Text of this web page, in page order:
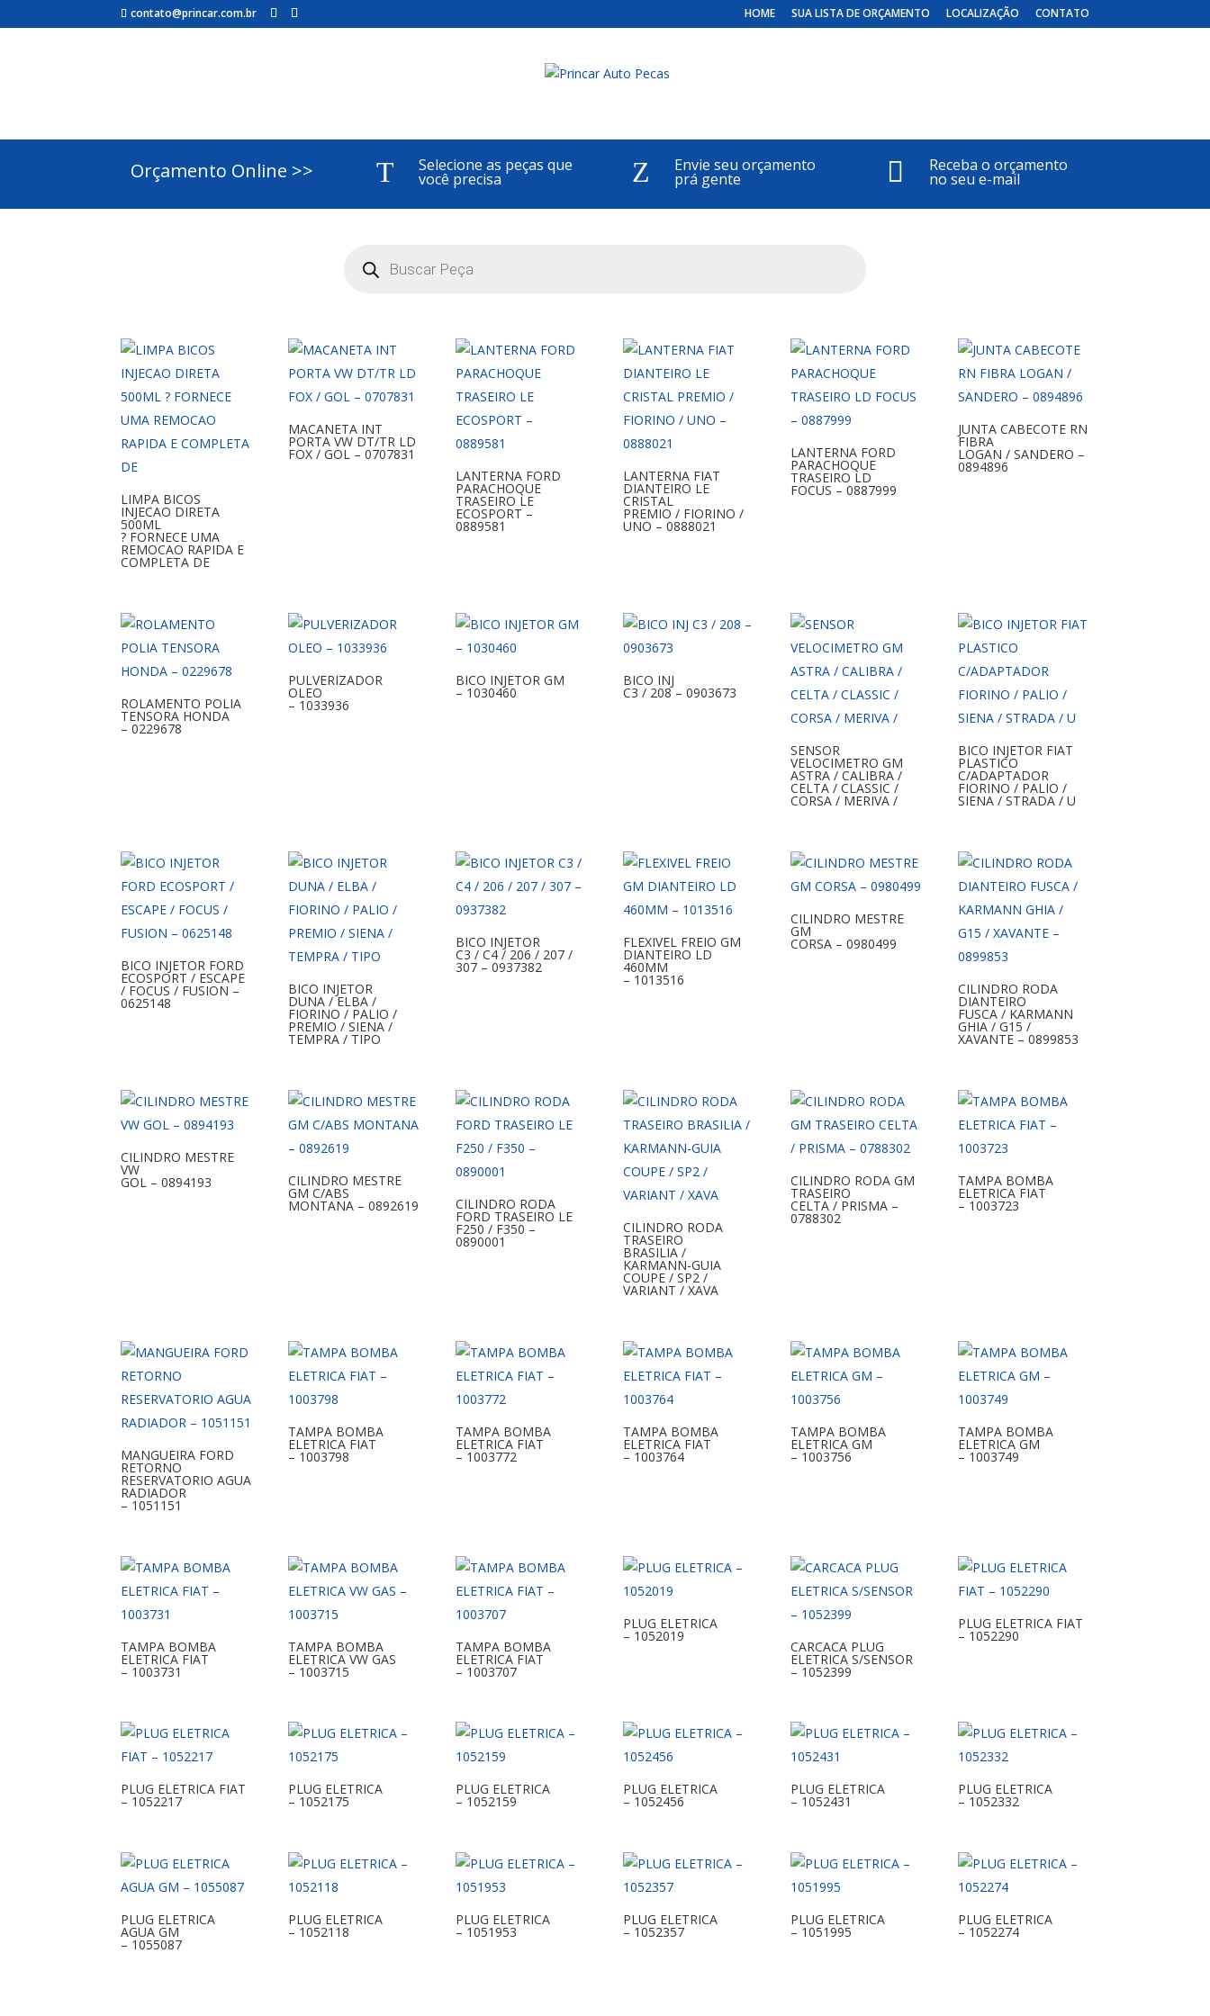
contato@princar.com.br HOME SUA LISTA DE ORÇAMENTO LOCALIZAÇÃO CONTATO
Orçamento Online >> T Selecione as peças que
você precisa Z Envie seu orçamento
prá gente  Receba o orçamento
no seu e-mail
produtos
LIMPA BICOS
INJECAO DIRETA
500ML
? FORNECE UMA
REMOCAO RAPIDA E
COMPLETA DE
MACANETA INT
PORTA VW DT/TR LD
FOX / GOL – 0707831
LANTERNA FORD
PARACHOQUE
TRASEIRO LE
ECOSPORT –
0889581
LANTERNA FIAT
DIANTEIRO LE
CRISTAL
PREMIO / FIORINO /
UNO – 0888021
LANTERNA FORD
PARACHOQUE
TRASEIRO LD
FOCUS – 0887999
JUNTA CABECOTE RN
FIBRA
LOGAN / SANDERO –
0894896
ROLAMENTO POLIA
TENSORA HONDA
– 0229678
PULVERIZADOR
OLEO
– 1033936
BICO INJETOR GM
– 1030460
BICO INJ
C3 / 208 – 0903673
SENSOR
VELOCIMETRO GM
ASTRA / CALIBRA /
CELTA / CLASSIC /
CORSA / MERIVA /
BICO INJETOR FIAT
PLASTICO
C/ADAPTADOR
FIORINO / PALIO /
SIENA / STRADA / U
BICO INJETOR FORD
ECOSPORT / ESCAPE
/ FOCUS / FUSION –
0625148
BICO INJETOR
DUNA / ELBA /
FIORINO / PALIO /
PREMIO / SIENA /
TEMPRA / TIPO
BICO INJETOR
C3 / C4 / 206 / 207 /
307 – 0937382
FLEXIVEL FREIO GM
DIANTEIRO LD
460MM
– 1013516
CILINDRO MESTRE
GM
CORSA – 0980499
CILINDRO RODA
DIANTEIRO
FUSCA / KARMANN
GHIA / G15 /
XAVANTE – 0899853
CILINDRO MESTRE
VW
GOL – 0894193 CILINDRO MESTRE
GM C/ABS
MONTANA – 0892619 CILINDRO RODA
FORD TRASEIRO LE
F250 / F350 –
0890001
CILINDRO RODA
TRASEIRO
BRASILIA /
KARMANN-GUIA
COUPE / SP2 /
VARIANT / XAVA
CILINDRO RODA GM
TRASEIRO
CELTA / PRISMA –
0788302
TAMPA BOMBA
ELETRICA FIAT
– 1003723
MANGUEIRA FORD
RETORNO
RESERVATORIO AGUA
RADIADOR
– 1051151
TAMPA BOMBA
ELETRICA FIAT
– 1003798
TAMPA BOMBA
ELETRICA FIAT
– 1003772
TAMPA BOMBA
ELETRICA FIAT
– 1003764
TAMPA BOMBA
ELETRICA GM
– 1003756
TAMPA BOMBA
ELETRICA GM
– 1003749
TAMPA BOMBA
ELETRICA FIAT
– 1003731
TAMPA BOMBA
ELETRICA VW GAS
– 1003715
TAMPA BOMBA
ELETRICA FIAT
– 1003707
PLUG ELETRICA
– 1052019
CARCACA PLUG
ELETRICA S/SENSOR
– 1052399
PLUG ELETRICA FIAT
– 1052290
PLUG ELETRICA FIAT
– 1052217
PLUG ELETRICA
– 1052175
PLUG ELETRICA
– 1052159
PLUG ELETRICA
– 1052456
PLUG ELETRICA
– 1052431
PLUG ELETRICA
– 1052332
PLUG ELETRICA
AGUA GM
– 1055087
PLUG ELETRICA
– 1052118
PLUG ELETRICA
– 1051953
PLUG ELETRICA
– 1052357
PLUG ELETRICA
– 1051995
PLUG ELETRICA
– 1052274